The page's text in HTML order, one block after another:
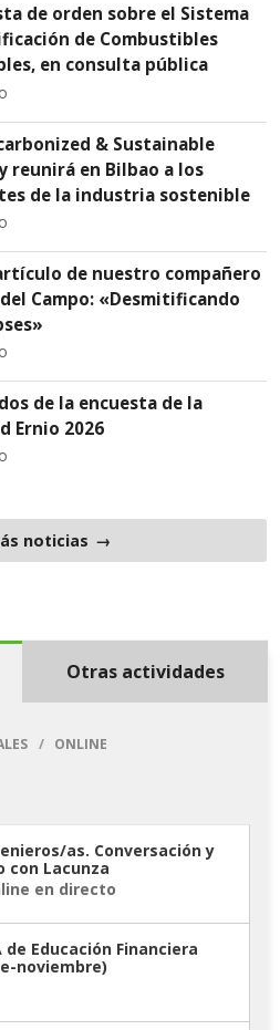
de orden sobre el Sistema
de Combustibles
en consulta pública
& Sustainable
reunirá en Bilbao a los
de la industria sostenible
de nuestro compañero
Campo: «Desmitificando
de la encuesta de la
Ernio 2026
noticias
Otras actividades
ONLINE
as. Conversación y
Lacunza
en directo
de Educación Financiera
noviembre)